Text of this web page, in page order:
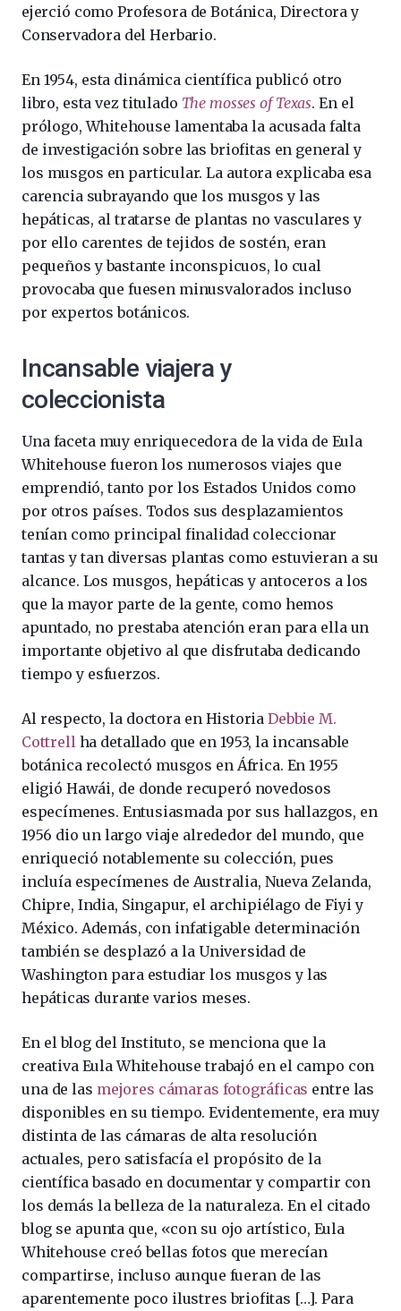
ejerció como Profesora de Botánica, Directora y
Conservadora del Herbario.
En 1954, esta dinámica científica publicó otro
libro, esta vez titulado The mosses of Texas. En el
prólogo, Whitehouse lamentaba la acusada falta
de investigación sobre las briofitas en general y
los musgos en particular. La autora explicaba esa
carencia subrayando que los musgos y las
hepáticas, al tratarse de plantas no vasculares y
por ello carentes de tejidos de sostén, eran
pequeños y bastante inconspicuos, lo cual
provocaba que fuesen minusvalorados incluso
por expertos botánicos.
Incansable viajera y
coleccionista
Una faceta muy enriquecedora de la vida de Eula
Whitehouse fueron los numerosos viajes que
emprendió, tanto por los Estados Unidos como
por otros países. Todos sus desplazamientos
tenían como principal finalidad coleccionar
tantas y tan diversas plantas como estuvieran a su
alcance. Los musgos, hepáticas y antoceros a los
que la mayor parte de la gente, como hemos
apuntado, no prestaba atención eran para ella un
importante objetivo al que disfrutaba dedicando
tiempo y esfuerzos.
Al respecto, la doctora en HistoriaDebbie M.
Cottrellha detallado que en 1953, la incansable
botánica recolectó musgos en África. En 1955
eligió Hawái, de donde recuperó novedosos
especímenes. Entusiasmada por sus hallazgos, en
1956 dio un largo viaje alrededor del mundo, que
enriqueció notablemente su colección, pues
incluía especímenes de Australia, Nueva Zelanda,
Chipre, India, Singapur, el archipiélago de Fiyi y
México. Además, con infatigable determinación
también se desplazó a la Universidad de
Washington para estudiar los musgos y las
hepáticas durante varios meses.
En el blog del Instituto, se menciona que la
creativa Eula Whitehouse trabajó en el campo con
una de las mejores cámaras fotográficas entre las
disponibles en su tiempo. Evidentemente, era muy
distinta de las cámaras de alta resolución
actuales, pero satisfacía el propósito de la
científica basado en documentar y compartir con
los demás la belleza de la naturaleza. En el citado
blog se apunta que, «con su ojo artístico, Eula
Whitehouse creó bellas fotos que merecían
compartirse, incluso aunque fueran de las
aparentemente poco ilustres briofitas […]. Para